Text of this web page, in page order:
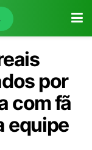
por
com fã
equipe